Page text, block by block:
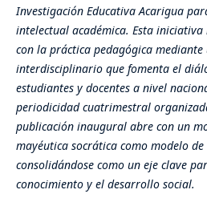
Investigación Educativa Acarigua
intelectual académica. Esta
con la práctica pedagógica mediante
interdisciplinario que fomenta el
estudiantes y docentes a nivel
periodicidad cuatrimestral
publicación inaugural abre con un
mayéutica socrática como modelo de
consolidándose como un eje clave
conocimiento y el desarrollo social.